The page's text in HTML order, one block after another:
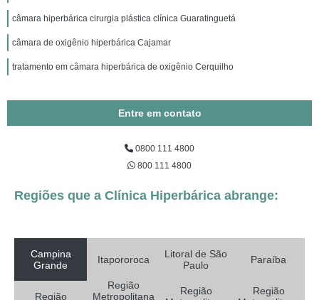
câmara hiperbárica cirurgia plástica clínica Guaratinguetá
câmara de oxigênio hiperbárica Cajamar
tratamento em câmara hiperbárica de oxigênio Cerquilho
Entre em contato
0800 111 4800
800 111 4800
Regiões que a Clínica Hiperbárica abrange:
Campina
Grande
Itapororoca
Litoral de São
Paulo
Paraíba
Região
Região
Metropolitana
Região
Região